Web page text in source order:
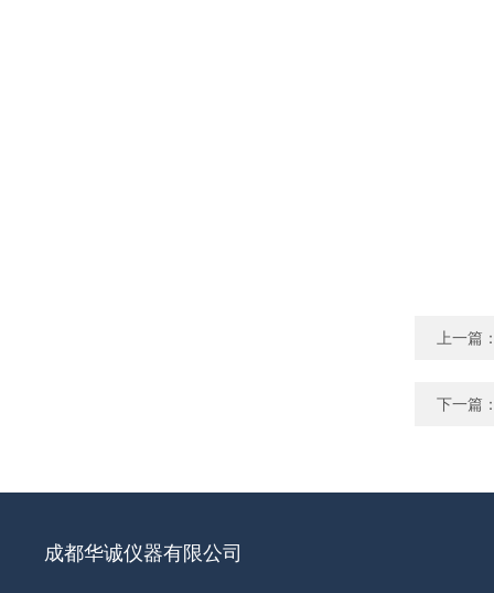
上一篇
下一篇
成都华诚仪器有限公司